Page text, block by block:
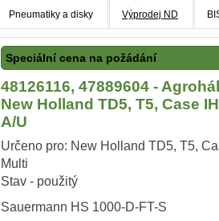
Pneumatiky a disky Výprodej ND
Speciální cena na požádání
48126116, 47889604 -
New Holland TD5, T5, Case
A/U
Určeno pro: New Holland TD5, T5,
Multi
Stav - použitý
Sauermann HS 1000-D-FT-S